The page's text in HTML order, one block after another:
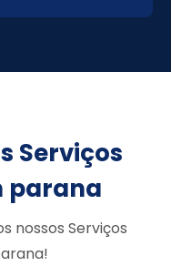
Serviços
parana
nossos Serviços